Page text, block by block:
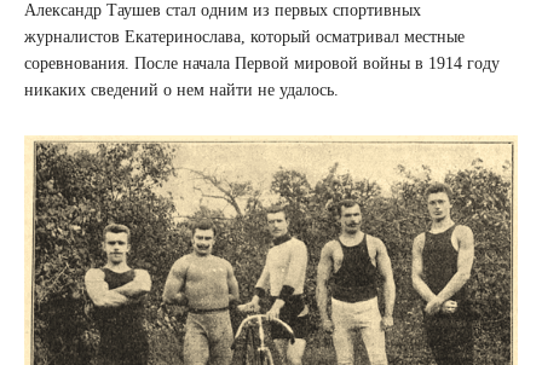
Александр Таушев стал одним из первых спортивных
журналистов Екатеринослава, который осматривал местные
соревнования. После начала Первой мировой войны в 1914 году
никаких сведений о нем найти не удалось.